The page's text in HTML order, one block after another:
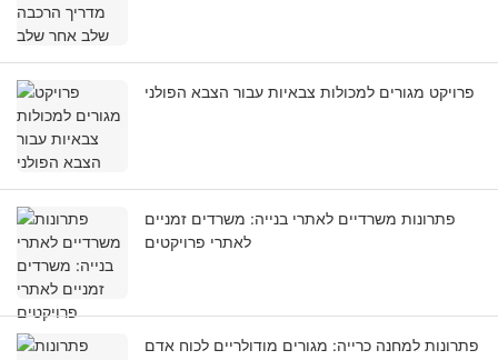
פרויקט מגורים למכולות צבאיות עבור הצבא הפולני
פתרונות משרדיים לאתרי בנייה: משרדים זמניים
לאתרי פרויקטים
פתרונות למחנה כרייה: מגורים מודולריים לכוח אדם